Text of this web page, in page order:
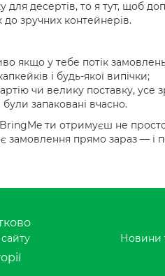
десертів, то я тут, щоб
зручних контейнерів.
якщо у тебе потік
і будь-якої випічки;
чи велику поставку, усе
запаковані вчасно.
ти отримуєш не
замовлення прямо зараз — і
Новини